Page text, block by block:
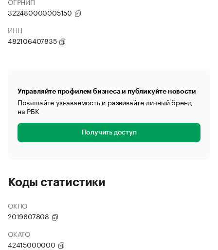
322480000005150
ИНН
482106407835
Управляйте профилем бизнеса и публикуйте новости
Повышайте узнаваемость и развивайте личный бренд
на РБК
Получить доступ
Коды статистики
ОКПО
2019607808
ОКАТО
42415000000